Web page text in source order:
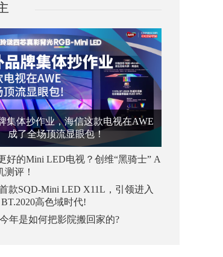
集体抄作业，海信这款电视在AWE
成了全场顶流显眼包！
好的Mini LED电视？创维“黑骑士” A
测评！
款SQD-Mini LED X11L，引领进入
高色域时代!
年是如何把影院搬回家的?